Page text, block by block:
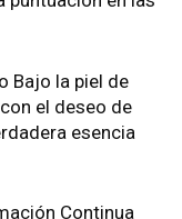
Bajo la piel de
el deseo de
esencia
Continua